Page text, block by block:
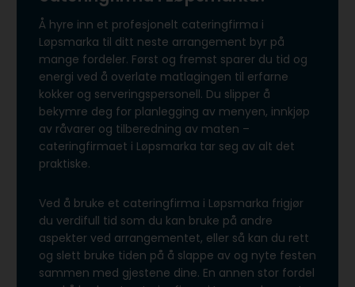
Å hyre inn et profesjonelt cateringfirma i
Løpsmarka til ditt neste arrangement byr på
mange fordeler. Først og fremst sparer du tid og
energi ved å overlate matlagingen til erfarne
kokker og serveringspersonell. Du slipper å
bekymre deg for planlegging av menyen, innkjøp
av råvarer og tilberedning av maten –
cateringfirmaet i Løpsmarka tar seg av alt det
praktiske.
Ved å bruke et cateringfirma i Løpsmarka frigjør
du verdifull tid som du kan bruke på andre
aspekter ved arrangementet, eller så kan du rett
og slett bruke tiden på å slappe av og nyte festen
sammen med gjestene dine. En annen stor fordel